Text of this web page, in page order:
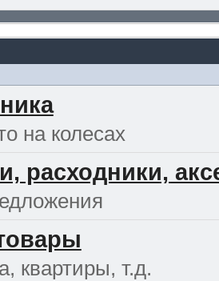
на колесах
расходники,
квартиры, т.д.